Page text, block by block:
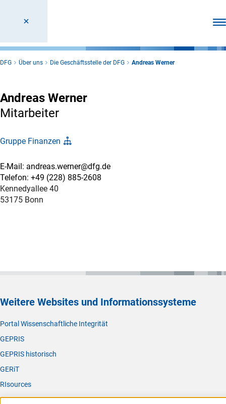
DFG Über uns Die Geschäftsstelle der DFG Andreas Werner
Andreas Werner
Mitarbeiter
Gruppe Finanzen
E-Mail: andreas.werner@dfg.de
Telefon: +49 (228) 885-2608
Kennedyallee 40
53175 Bonn
Weitere Websites und Informationssysteme
Portal Wissenschaftliche Integrität
GEPRIS
GEPRIS historisch
GERiT
RIsources
Service